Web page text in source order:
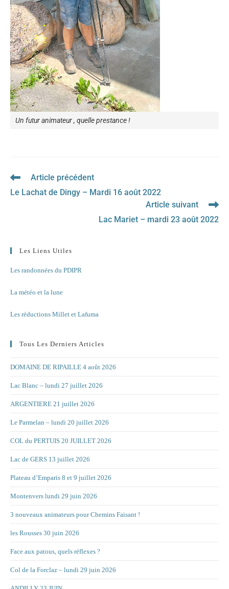
Un futur animateur , quelle prestance !
Read
articles
Article précédent
Le Lachat de Dingy – Mardi 16 août 2022
Article suivant
Lac Mariet – mardi 23 août 2022
Les Liens Utiles
Les randonnées du PDIPR
La météo et la lune
Les réductions Millet et Lafuma
Tous Les Derniers Articles
DOMAINE DE RIPAILLE 4 août 2026
Lac Blanc – lundi 27 juillet 2026
ARGENTIERE 21 juillet 2026
Le Parmelan – lundi 20 juillet 2026
COL du PERTUIS 20 JUILLET 2026
Lac de GERS 13 juillet 2026
Plateau d’Emparis 8 et 9 juillet 2026
Montenvers lundi 29 juin 2026
3 nouveaux animateurs pour Chemins Faisant !
les Rousses 30 juin 2026
Face aux patous, quels réflexes ?
Col de la Forclaz – lundi 29 juin 2026